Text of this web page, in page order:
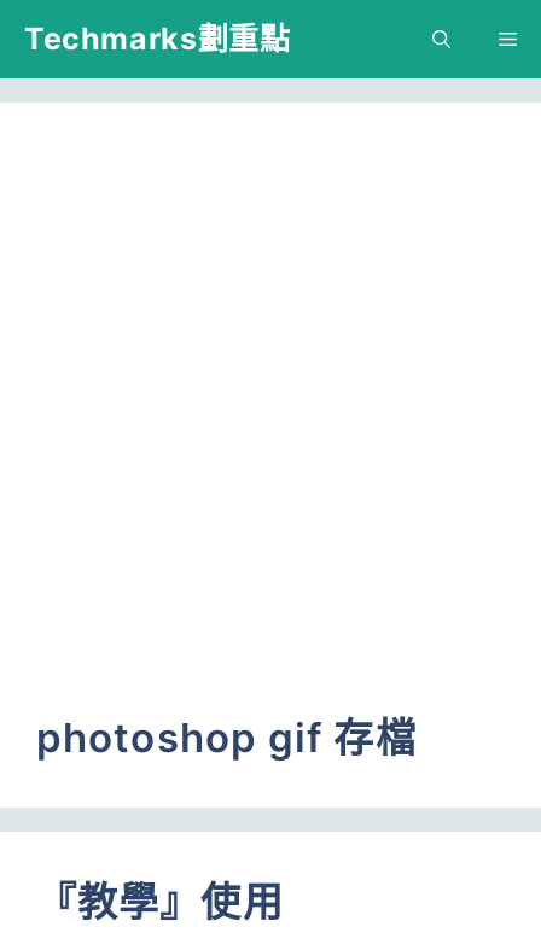
跳
主
Techmarks劃重點
photoshop gif 存檔
『教學』使用